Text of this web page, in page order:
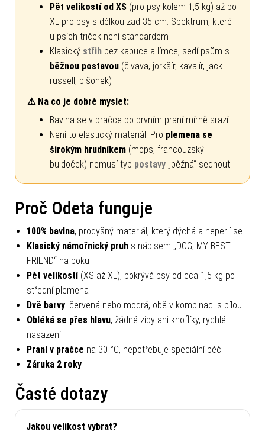
Pět velikostí od XS (pro psy kolem 1,5 kg) až po
XL pro psy s délkou zad 35 cm. Spektrum, které
u psích triček není standardem
Klasický střih bez kapuce a límce, sedí psům s
běžnou postavou (čivava, jorkšír, kavalír, jack
russell, bišonek)
⚠ Na co je dobré myslet:
Bavlna se v pračce po prvním praní mírně srazí.
Není to elastický materiál. Pro plemena se
širokým hrudníkem (mops, francouzský
buldoček) nemusí typ postavy „běžná“ sednout
Proč Odeta funguje
100% bavlna, prodyšný materiál, který dýchá a neperlí se
Klasický námořnický pruh s nápisem „DOG, MY BEST
FRIEND“ na boku
Pět velikostí(XS až XL), pokrývá psy od cca 1,5 kg po
střední plemena
Dvě barvy: červená nebo modrá, obě v kombinaci s bílou
Obléká se přes hlavu, žádné zipy ani knoflíky, rychlé
nasazení
Praní v pračce na 30 °C, nepotřebuje speciální péči
Záruka 2 roky
Časté dotazy
Jakou velikost vybrat?